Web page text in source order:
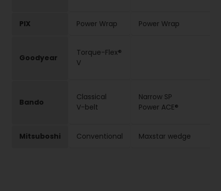
PIX Power Wrap Power Wrap
Goodyear
Torque-Flex®
V
Bando
Classical
V-belt
Narrow SP
Power ACE®
Mitsuboshi Conventional Maxstar wedge